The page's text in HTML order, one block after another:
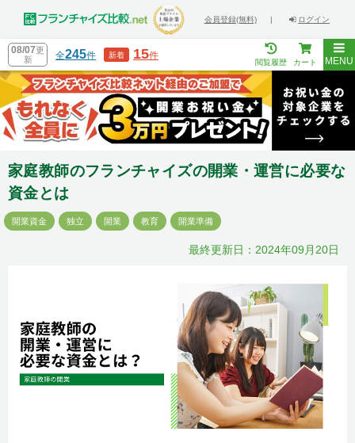
会員登録(無料) | ログイン
08/07更
新
全245件 新着 15件
閲覧履歴 カート MENU
家庭教師のフランチャイズの開業・運営に必要な
資金とは
開業資金 独立 開業 教育 開業準備
最終更新日：2024年09月20日